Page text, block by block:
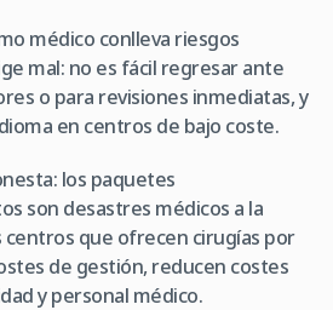
médico conlleva riesgos
mal: no es fácil regresar ante
o para revisiones inmediatas, y
en centros de bajo coste.
los paquetes
son desastres médicos a la
centros que ofrecen cirugías por
de gestión, reducen costes
y personal médico.